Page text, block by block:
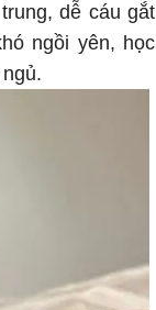
dễ cáu gắt
ngồi yên, học